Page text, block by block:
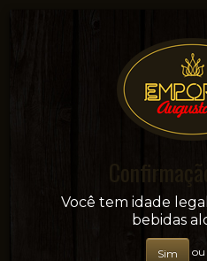
Sua conveniência
Você tem idade
bebidas
Sim ou